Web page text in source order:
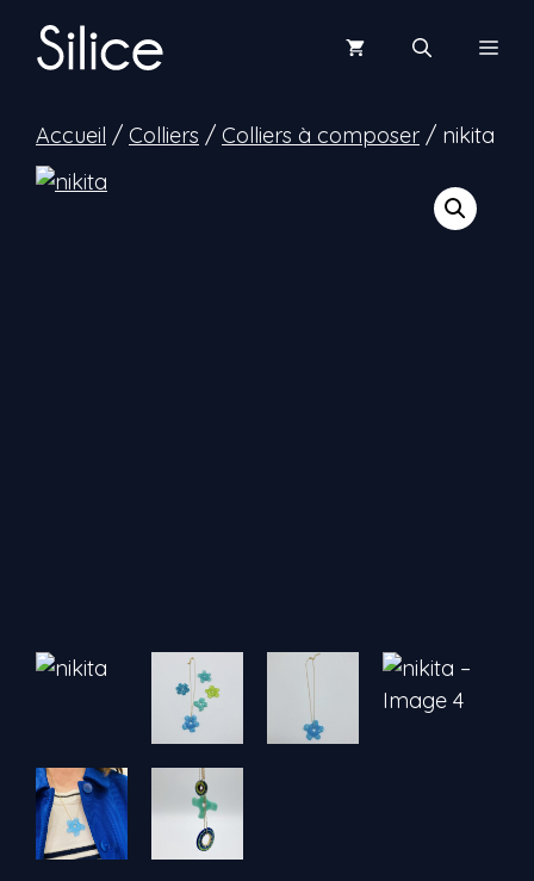
contenu
Accueil / Colliers / Colliers à composer / nikita